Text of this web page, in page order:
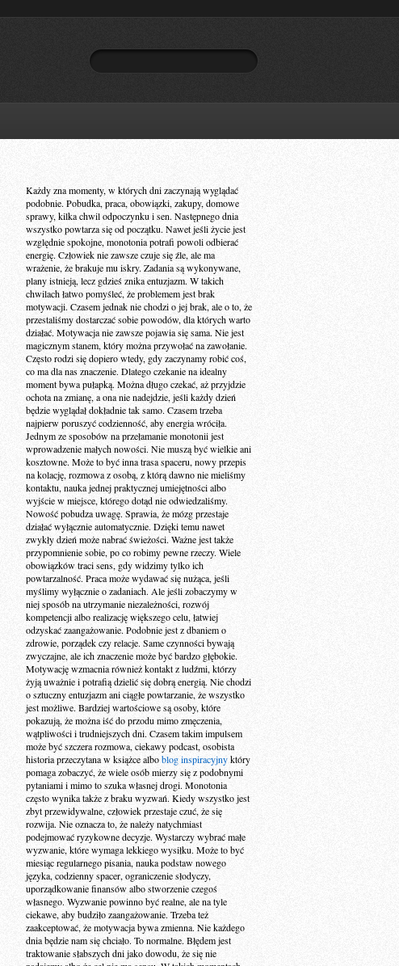
Każdy zna momenty, w których dni zaczynają wyglądać
podobnie. Pobudka, praca, obowiązki, zakupy, domowe
sprawy, kilka chwil odpoczynku i sen. Następnego dnia
wszystko powtarza się od początku. Nawet jeśli życie jest
względnie spokojne, monotonia potrafi powoli odbierać
energię. Człowiek nie zawsze czuje się źle, ale ma
wrażenie, że brakuje mu iskry. Zadania są wykonywane,
plany istnieją, lecz gdzieś znika entuzjazm. W takich
chwilach łatwo pomyśleć, że problemem jest brak
motywacji. Czasem jednak nie chodzi o jej brak, ale o to, że
przestaliśmy dostarczać sobie powodów, dla których warto
działać. Motywacja nie zawsze pojawia się sama. Nie jest
magicznym stanem, który można przywołać na zawołanie.
Często rodzi się dopiero wtedy, gdy zaczynamy robić coś,
co ma dla nas znaczenie. Dlatego czekanie na idealny
moment bywa pułapką. Można długo czekać, aż przyjdzie
ochota na zmianę, a ona nie nadejdzie, jeśli każdy dzień
będzie wyglądał dokładnie tak samo. Czasem trzeba
najpierw poruszyć codzienność, aby energia wróciła.
Jednym ze sposobów na przełamanie monotonii jest
wprowadzenie małych nowości. Nie muszą być wielkie ani
kosztowne. Może to być inna trasa spaceru, nowy przepis
na kolację, rozmowa z osobą, z którą dawno nie mieliśmy
kontaktu, nauka jednej praktycznej umiejętności albo
wyjście w miejsce, którego dotąd nie odwiedzaliśmy.
Nowość pobudza uwagę. Sprawia, że mózg przestaje
działać wyłącznie automatycznie. Dzięki temu nawet
zwykły dzień może nabrać świeżości. Ważne jest także
przypomnienie sobie, po co robimy pewne rzeczy. Wiele
obowiązków traci sens, gdy widzimy tylko ich
powtarzalność. Praca może wydawać się nużąca, jeśli
myślimy wyłącznie o zadaniach. Ale jeśli zobaczymy w
niej sposób na utrzymanie niezależności, rozwój
kompetencji albo realizację większego celu, łatwiej
odzyskać zaangażowanie. Podobnie jest z dbaniem o
zdrowie, porządek czy relacje. Same czynności bywają
zwyczajne, ale ich znaczenie może być bardzo głębokie.
Motywację wzmacnia również kontakt z ludźmi, którzy
żyją uważnie i potrafią dzielić się dobrą energią. Nie chodzi
o sztuczny entuzjazm ani ciągłe powtarzanie, że wszystko
jest możliwe. Bardziej wartościowe są osoby, które
pokazują, że można iść do przodu mimo zmęczenia,
wątpliwości i trudniejszych dni. Czasem takim impulsem
może być szczera rozmowa, ciekawy podcast, osobista
historia przeczytana w książce alboblog inspiracyjnyktóry
pomaga zobaczyć, że wiele osób mierzy się z podobnymi
pytaniami i mimo to szuka własnej drogi. Monotonia
często wynika także z braku wyzwań. Kiedy wszystko jest
zbyt przewidywalne, człowiek przestaje czuć, że się
rozwija. Nie oznacza to, że należy natychmiast
podejmować ryzykowne decyzje. Wystarczy wybrać małe
wyzwanie, które wymaga lekkiego wysiłku. Może to być
miesiąc regularnego pisania, nauka podstaw nowego
języka, codzienny spacer, ograniczenie słodyczy,
uporządkowanie finansów albo stworzenie czegoś
własnego. Wyzwanie powinno być realne, ale na tyle
ciekawe, aby budziło zaangażowanie. Trzeba też
zaakceptować, że motywacja bywa zmienna. Nie każdego
dnia będzie nam się chciało. To normalne. Błędem jest
traktowanie słabszych dni jako dowodu, że się nie